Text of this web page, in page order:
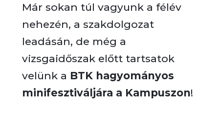
Már sokan túl vagyunk a félév
nehezén, a szakdolgozat
leadásán, de még a
vizsgaidőszak előtt tartsatok
velünk a BTK hagyományos
minifesztiváljára a Kampuszon!